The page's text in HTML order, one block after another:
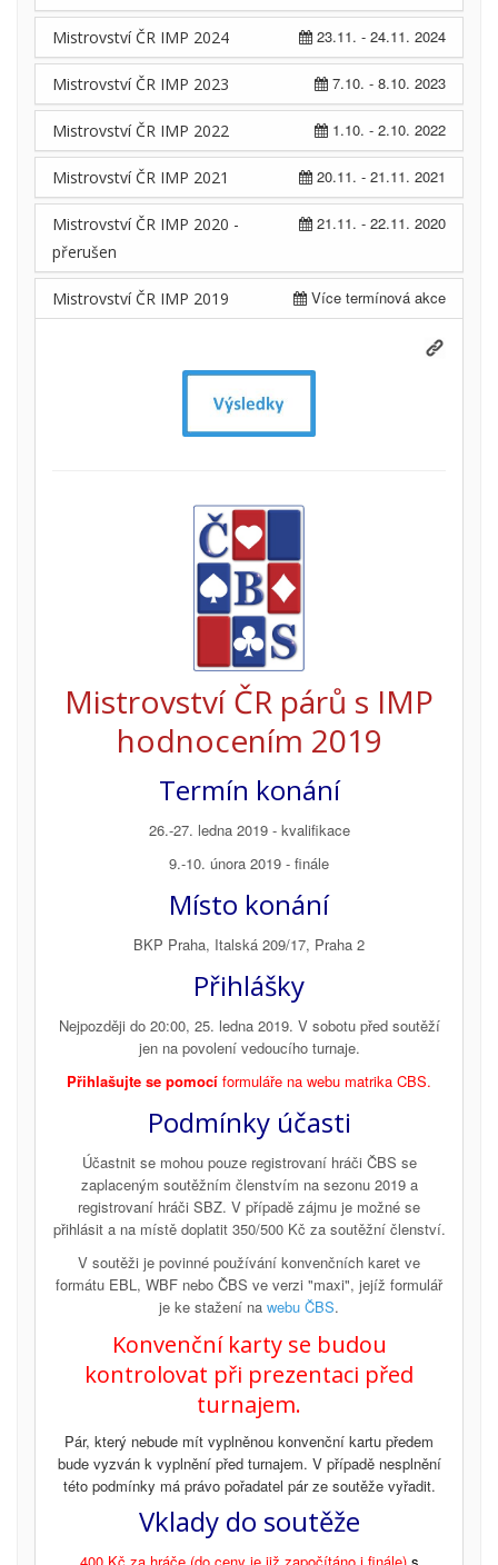
23.11. - 24.11. 2024
Mistrovství ČR IMP 2024
7.10. - 8.10. 2023
Mistrovství ČR IMP 2023
1.10. - 2.10. 2022
Mistrovství ČR IMP 2022
20.11. - 21.11. 2021
Mistrovství ČR IMP 2021
21.11. - 22.11. 2020
Mistrovství ČR IMP 2020 -
přerušen
Více termínová akce
Mistrovství ČR IMP 2019
Mistrovství ČR párů s IMP
hodnocením 2019
Termín konání
26.-27. ledna 2019 - kvalifikace
9.-10. února 2019 - finále
Místo konání
BKP Praha, Italská 209/17, Praha 2
Přihlášky
Nejpozději do 20:00, 25. ledna 2019. V sobotu před soutěží
jen na povolení vedoucího turnaje.
Přihlašujte se pomocí formuláře na webu matrika CBS.
Podmínky účasti
Účastnit se mohou pouze registrovaní hráči ČBS se
zaplaceným soutěžním členstvím na sezonu 2019 a
registrovaní hráči SBZ. V případě zájmu je možné se
přihlásit a na místě doplatit 350/500 Kč za soutěžní členství.
V soutěži je povinné používání konvenčních karet ve
formátu EBL, WBF nebo ČBS ve verzi "maxi", jejíž formulář
je ke stažení na webu ČBS.
Konvenční karty se budou
kontrolovat při prezentaci před
turnajem.
Pár, který nebude mít vyplněnou konvenční kartu předem
bude vyzván k vyplnění před turnajem. V případě nesplnění
této podmínky má právo pořadatel pár ze soutěže vyřadit.
Vklady do soutěže